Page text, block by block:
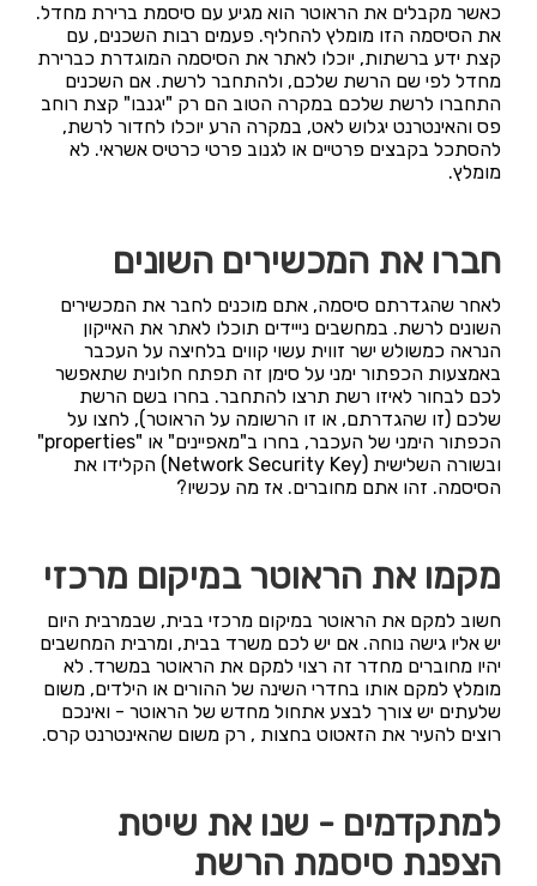
כאשר מקבלים את הראוטר הוא מגיע עם סיסמת ברירת מחדל.
את הסיסמה הזו מומלץ להחליף. פעמים רבות השכנים, עם
קצת ידע ברשתות, יוכלו לאתר את הסיסמה המוגדרת כברירת
מחדל לפי שם הרשת שלכם, ולהתחבר לרשת. אם השכנים
התחברו לרשת שלכם במקרה הטוב הם רק "יגנבו" קצת רוחב
פס והאינטרנט יגלוש לאט, במקרה הרע יוכלו לחדור לרשת,
להסתכל בקבצים פרטיים או לגנוב פרטי כרטיס אשראי. לא
מומלץ.
חברו את המכשירים השונים
לאחר שהגדרתם סיסמה, אתם מוכנים לחבר את המכשירים
השונים לרשת. במחשבים נייידים תוכלו לאתר את האייקון
הנראה כמשולש ישר זווית עשוי קווים בלחיצה על העכבר
באמצעות הכפתור ימני על סימן זה תפתח חלונית שתאפשר
לכם לבחור לאיזו רשת תרצו להתחבר. בחרו בשם הרשת
שלכם (זו שהגדרתם, או זו הרשומה על הראוטר), לחצו על
הכפתור הימני של העכבר, בחרו ב"מאפיינים" או "properties"
ובשורה השלישית (Network Security Key) הקלידו את
הסיסמה. זהו אתם מחוברים. אז מה עכשיו?
מקמו את הראוטר במיקום מרכזי
חשוב למקם את הראוטר במיקום מרכזי בבית, שבמרבית היום
יש אליו גישה נוחה. אם יש לכם משרד בבית, ומרבית המחשבים
יהיו מחוברים מחדר זה רצוי למקם את הראוטר במשרד. לא
מומלץ למקם אותו בחדרי השינה של ההורים או הילדים, משום
שלעתים יש צורך לבצע אתחול מחדש של הראוטר - ואינכם
רוצים להעיר את הזאטוט בחצות , רק משום שהאינטרנט קרס.
למתקדמים - שנו את שיטת
הצפנת סיסמת הרשת